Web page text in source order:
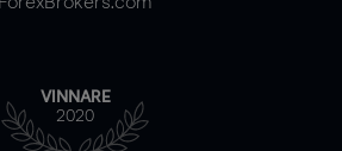
VINNARE
2020